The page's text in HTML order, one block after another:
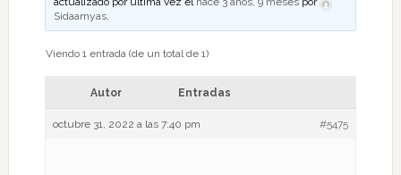
Sidaamyas.
Viendo 1 entrada (de un total de 1)
Autor Entradas
octubre 31, 2022 a las 7:40 pm #5475